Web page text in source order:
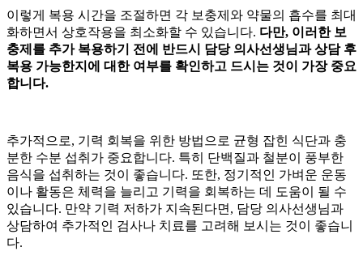
이렇게 복용 시간을 조절하면 각 보충제와 약물의 흡수를 최대
화하면서 상호작용을 최소화할 수 있습니다. 다만, 이러한 보
충제를 추가 복용하기 전에 반드시 담당 의사선생님과 상담 후
복용 가능한지에 대한 여부를 확인하고 드시는 것이 가장 중요
합니다.
추가적으로, 기력 회복을 위한 방법으로 균형 잡힌 식단과 충
분한 수분 섭취가 중요합니다. 특히 단백질과 철분이 풍부한
음식을 섭취하는 것이 좋습니다. 또한, 정기적인 가벼운 운동
이나 활동은 체력을 늘리고 기력을 회복하는 데 도움이 될 수
있습니다. 만약 기력 저하가 지속된다면, 담당 의사선생님과
상담하여 추가적인 검사나 치료를 고려해 보시는 것이 좋습니
다.